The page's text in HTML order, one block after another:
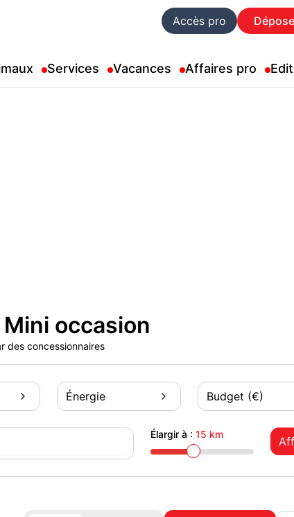
Accès pro
Services Vacances Affaires pro
occasion
des concessionnaires
Énergie Budget (€)
Élargir à :15 km